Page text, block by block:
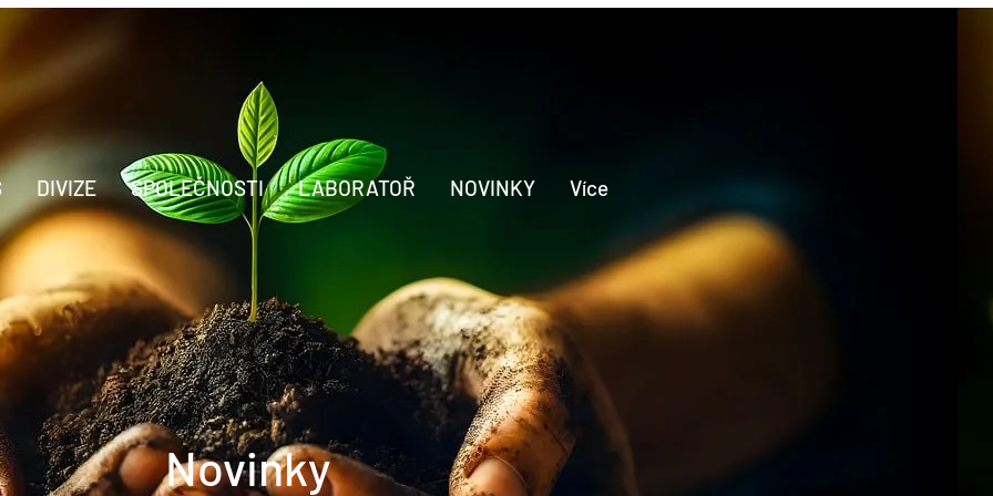
Novinky
DIVIZE SPOLEČNOSTI LABORATOŘ NOVINKY Více